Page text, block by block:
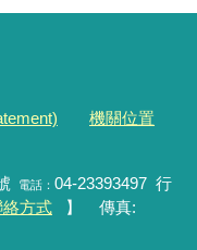
機關位置
電話： 04-23393497 行
方式
】 傳真: